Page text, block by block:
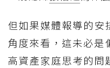
但如果媒體報導的安
角度來看，這未必是
高資產家庭思考的問